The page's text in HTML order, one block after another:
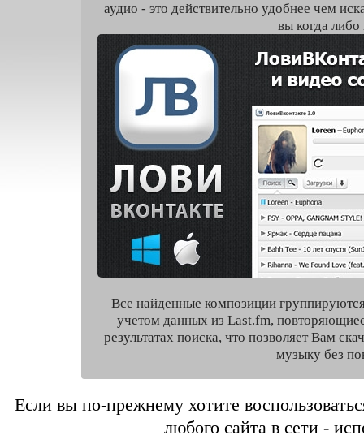
аудио - это действительно удобнее чем
вы когда либо
Все найденные композиции
учетом данных из Last.fm,
результатах поиска, что позволяет Вам
музыку без
Если вы по-прежнему хотите
любого сайта в сети -